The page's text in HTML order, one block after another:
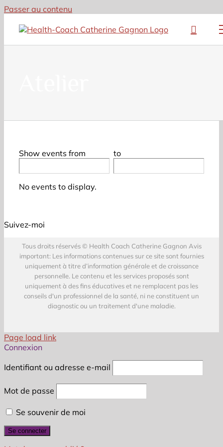
Passer au contenu
Show events from to
No events to display.
Suivez-moi
Tous droits réservés © Health Coach Catherine Gagnon Avis
important: Les informations contenues sur ce site sont fournies
uniquement à titre d’information générale et de croissance
personnelle. Le contenu et les services proposés sont
uniquement à des fins éducatives et ne remplacent pas les
conseils d'un professionnel de la santé, ni ne constituent un
diagnostic ou un traitement d'une maladie.
Page load link
Connexion
Identifiant ou adresse e-mail
Mot de passe
Se souvenir de moi